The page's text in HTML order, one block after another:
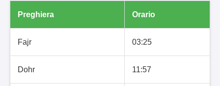
Preghiera Orario
Fajr 03:25
Dohr 11:57